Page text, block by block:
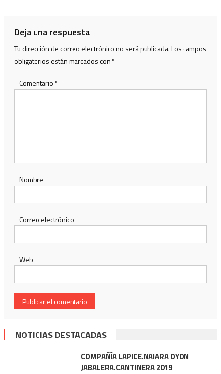
Deja una respuesta
Tu dirección de correo electrónico no será publicada.Los campos
obligatorios están marcados con *
Comentario *
Nombre
Correo electrónico
Web
NOTICIAS DESTACADAS
COMPAÑÍA LAPICE.NAIARA OYON
JABALERA.CANTINERA 2019